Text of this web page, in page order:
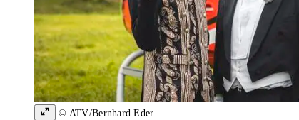
© ATV/Bernhard Eder